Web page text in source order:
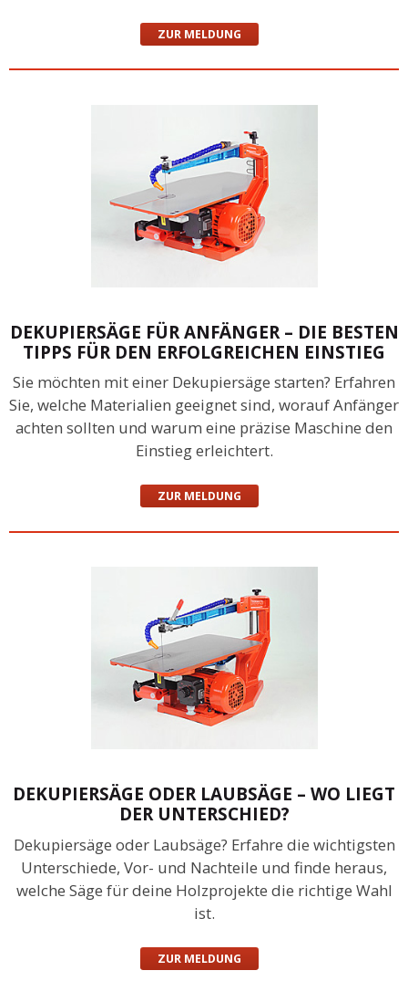
ZUR MELDUNG
DEKUPIERSÄGE FÜR ANFÄNGER – DIE BESTEN
TIPPS FÜR DEN ERFOLGREICHEN EINSTIEG
Sie möchten mit einer Dekupiersäge starten? Erfahren
Sie, welche Materialien geeignet sind, worauf Anfänger
achten sollten und warum eine präzise Maschine den
Einstieg erleichtert.
ZUR MELDUNG
DEKUPIERSÄGE ODER LAUBSÄGE – WO LIEGT
DER UNTERSCHIED?
Dekupiersäge oder Laubsäge? Erfahre die wichtigsten
Unterschiede, Vor- und Nachteile und finde heraus,
welche Säge für deine Holzprojekte die richtige Wahl
ist.
ZUR MELDUNG